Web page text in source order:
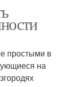
простыми в
на